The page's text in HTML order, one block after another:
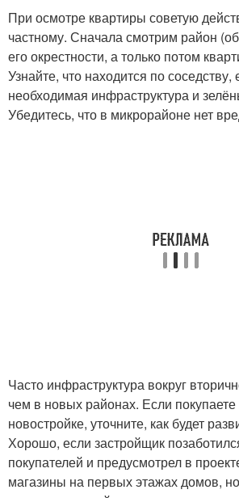
При осмотре квартиры советую
частному. Сначала смотрим район
его окрестности, а только потом
Узнайте, что находится по соседству,
необходимая инфраструктура и
Убедитесь, что в микрорайоне нет
Часто инфраструктура вокруг
чем в новых районах. Если
новостройке, уточните, как будет
Хорошо, если застройщик
покупателей и предусмотрел в
магазины на первых этажах домов,